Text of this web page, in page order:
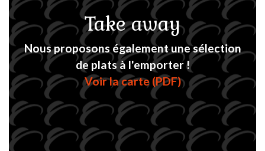
Take away
Nous proposons également une sélection
de plats à l'emporter !
Voir la carte (PDF)